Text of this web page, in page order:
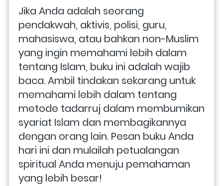
Jika Anda adalah seorang
pendakwah, aktivis, polisi, guru,
mahasiswa, atau bahkan non-Muslim
yang ingin memahami lebih dalam
tentang Islam, buku ini adalah wajib
baca. Ambil tindakan sekarang untuk
memahami lebih dalam tentang
metode tadarruj dalam membumikan
syariat Islam dan membagikannya
dengan orang lain. Pesan buku Anda
hari ini dan mulailah petualangan
spiritual Anda menuju pemahaman
yang lebih besar!